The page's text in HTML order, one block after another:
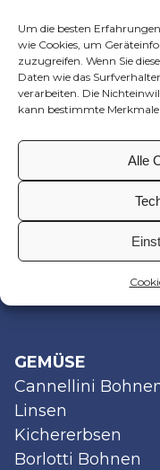
Um die besten
wie Cookies, um
zuzugreifen. Wenn Sie
Daten wie das
verarbeiten. Die
kann bestimmte
Alle
Partnerschaft
TOMATEN
Passierte
Tomatenstücke
Toskanische
Grob passierte
Tomatenmark
Datteltomaten
GEMÜSE
Cannellini
Linsen
Kichererbsen
Borlotti Bohnen